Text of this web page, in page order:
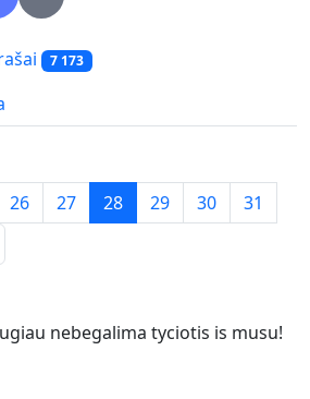
7 173
26 27 28 29 30
31
nebegalima tyciotis is musu!